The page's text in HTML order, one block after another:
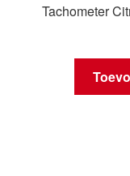
Tachometer